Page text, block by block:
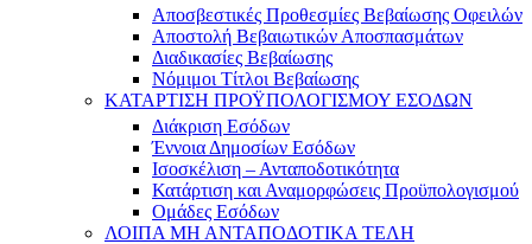
Αποσβεστικές Προθεσμίες Βεβαίωσης Οφειλών
Αποστολή Βεβαιωτικών Αποσπασμάτων
Διαδικασίες Βεβαίωσης
Νόμιμοι Τίτλοι Βεβαίωσης
ΚΑΤΑΡΤΙΣΗ ΠΡΟΫΠΟΛΟΓΙΣΜΟΥ ΕΣΟΔΩΝ
Διάκριση Εσόδων
Έννοια Δημοσίων Εσόδων
Ισοσκέλιση – Ανταποδοτικότητα
Κατάρτιση και Αναμορφώσεις Προϋπολογισμού
Ομάδες Εσόδων
ΛΟΙΠΑ ΜΗ ΑΝΤΑΠΟΔΟΤΙΚΑ ΤΕΛΗ